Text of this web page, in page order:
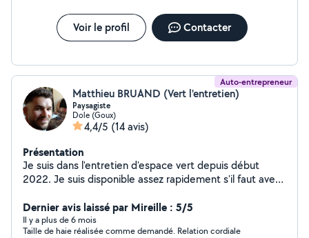
Voir le profil Contacter
Auto-entrepreneur
Matthieu BRUAND (Vert l'entretien)
Paysagiste
Dole (Goux)
4,4/5 (14 avis)
Présentation
Je suis dans l'entretien d'espace vert depuis début
2022. Je suis disponible assez rapidement s'il faut avec
Dernier avis laissé par Mireille : 5/5
Il y a plus de 6 mois
Taille de haie réalisée comme demandé. Relation cordiale